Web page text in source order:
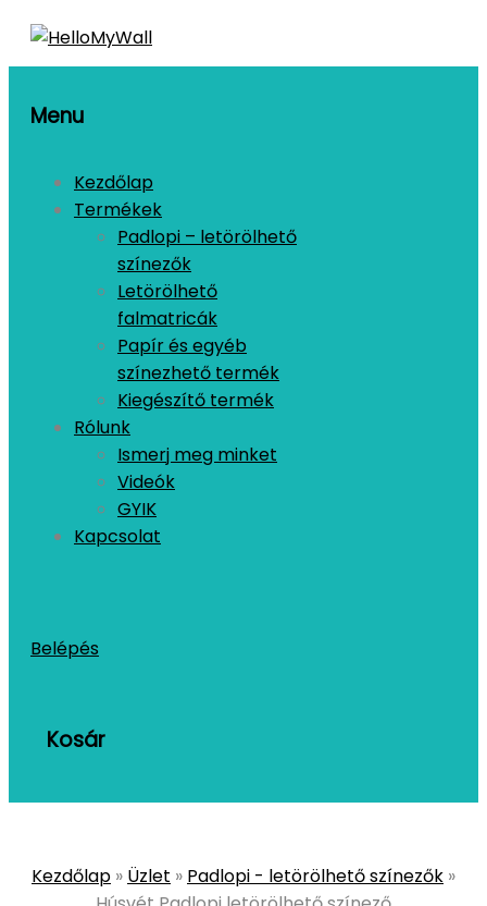
Menu
Kezdőlap
Termékek
Padlopi – letörölhető
színezők
Letörölhető
falmatricák
Papír és egyéb
színezhető termék
Kiegészítő termék
Rólunk
Ismerj meg minket
Videók
GYIK
Kapcsolat
Belépés
Kosár
Kezdőlap » Üzlet » Padlopi - letörölhető színezők »